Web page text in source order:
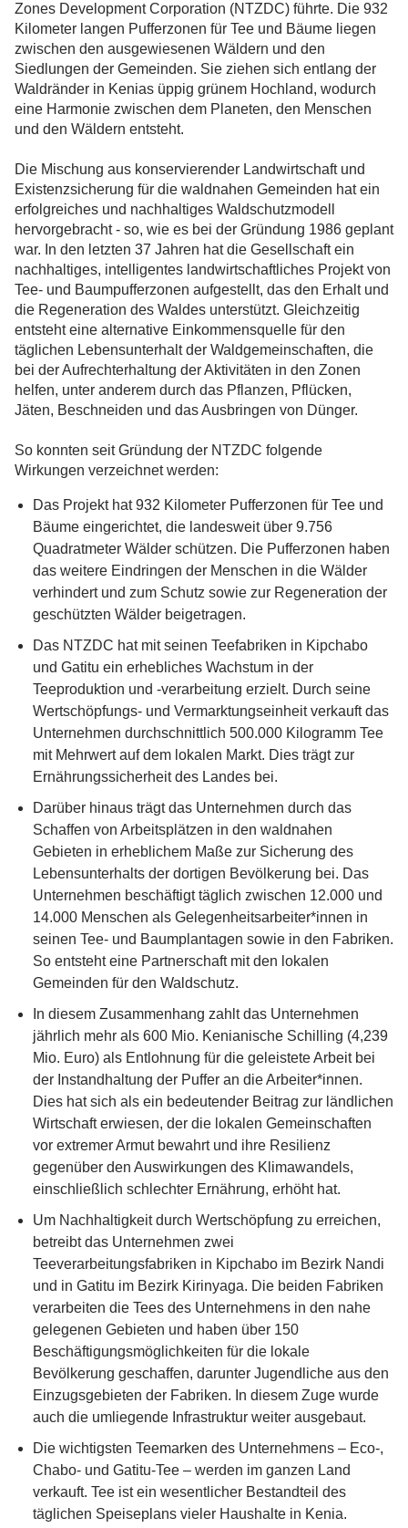
Zones Development Corporation (NTZDC) führte. Die 932
Kilometer langen Pufferzonen für Tee und Bäume liegen
zwischen den ausgewiesenen Wäldern und den
Siedlungen der Gemeinden. Sie ziehen sich entlang der
Waldränder in Kenias üppig grünem Hochland, wodurch
eine Harmonie zwischen dem Planeten, den Menschen
und den Wäldern entsteht.
Die Mischung aus konservierender Landwirtschaft und
Existenzsicherung für die waldnahen Gemeinden hat ein
erfolgreiches und nachhaltiges Waldschutzmodell
hervorgebracht - so, wie es bei der Gründung 1986 geplant
war. In den letzten 37 Jahren hat die Gesellschaft ein
nachhaltiges, intelligentes landwirtschaftliches Projekt von
Tee- und Baumpufferzonen aufgestellt, das den Erhalt und
die Regeneration des Waldes unterstützt. Gleichzeitig
entsteht eine alternative Einkommensquelle für den
täglichen Lebensunterhalt der Waldgemeinschaften, die
bei der Aufrechterhaltung der Aktivitäten in den Zonen
helfen, unter anderem durch das Pflanzen, Pflücken,
Jäten, Beschneiden und das Ausbringen von Dünger.
So konnten seit Gründung der NTZDC folgende
Wirkungen verzeichnet werden:
Das Projekt hat 932 Kilometer Pufferzonen für Tee und
Bäume eingerichtet, die landesweit über 9.756
Quadratmeter Wälder schützen. Die Pufferzonen haben
das weitere Eindringen der Menschen in die Wälder
verhindert und zum Schutz sowie zur Regeneration der
geschützten Wälder beigetragen.
Das NTZDC hat mit seinen Teefabriken in Kipchabo
und Gatitu ein erhebliches Wachstum in der
Teeproduktion und -verarbeitung erzielt. Durch seine
Wertschöpfungs- und Vermarktungseinheit verkauft das
Unternehmen durchschnittlich 500.000 Kilogramm Tee
mit Mehrwert auf dem lokalen Markt. Dies trägt zur
Ernährungssicherheit des Landes bei.
Darüber hinaus trägt das Unternehmen durch das
Schaffen von Arbeitsplätzen in den waldnahen
Gebieten in erheblichem Maße zur Sicherung des
Lebensunterhalts der dortigen Bevölkerung bei. Das
Unternehmen beschäftigt täglich zwischen 12.000 und
14.000 Menschen als Gelegenheitsarbeiter*innen in
seinen Tee- und Baumplantagen sowie in den Fabriken.
So entsteht eine Partnerschaft mit den lokalen
Gemeinden für den Waldschutz.
In diesem Zusammenhang zahlt das Unternehmen
jährlich mehr als 600 Mio. Kenianische Schilling (4,239
Mio. Euro) als Entlohnung für die geleistete Arbeit bei
der Instandhaltung der Puffer an die Arbeiter*innen.
Dies hat sich als ein bedeutender Beitrag zur ländlichen
Wirtschaft erwiesen, der die lokalen Gemeinschaften
vor extremer Armut bewahrt und ihre Resilienz
gegenüber den Auswirkungen des Klimawandels,
einschließlich schlechter Ernährung, erhöht hat.
Um Nachhaltigkeit durch Wertschöpfung zu erreichen,
betreibt das Unternehmen zwei
Teeverarbeitungsfabriken in Kipchabo im Bezirk Nandi
und in Gatitu im Bezirk Kirinyaga. Die beiden Fabriken
verarbeiten die Tees des Unternehmens in den nahe
gelegenen Gebieten und haben über 150
Beschäftigungsmöglichkeiten für die lokale
Bevölkerung geschaffen, darunter Jugendliche aus den
Einzugsgebieten der Fabriken. In diesem Zuge wurde
auch die umliegende Infrastruktur weiter ausgebaut.
Die wichtigsten Teemarken des Unternehmens – Eco-,
Chabo- und Gatitu-Tee – werden im ganzen Land
verkauft. Tee ist ein wesentlicher Bestandteil des
täglichen Speiseplans vieler Haushalte in Kenia.